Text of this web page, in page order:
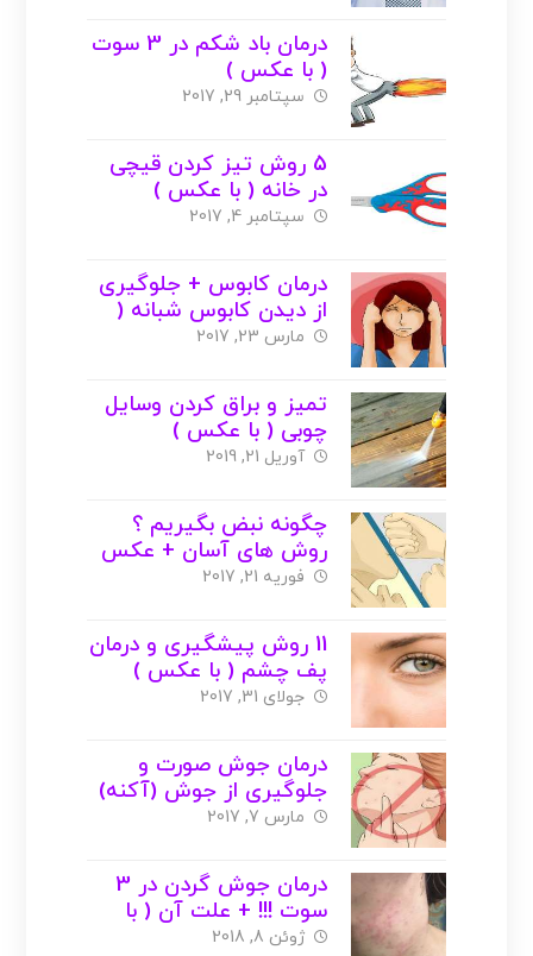
درمان باد شکم در 3 سوت
( با عکس )
سپتامبر 29, 2017
5 روش تیز کردن قیچی
در خانه ( با عکس )
سپتامبر 4, 2017
درمان کابوس + جلوگیری
از دیدن کابوس شبانه (
عکس )
مارس 23, 2017
تمیز و براق کردن وسایل
چوبی ( با عکس )
آوریل 21, 2019
چگونه نبض بگیریم ؟
روش های آسان + عکس
فوریه 21, 2017
11 روش پیشگیری و درمان
پف چشم ( با عکس )
جولای 31, 2017
درمان جوش صورت و
جلوگیری از جوش (آکنه)
+ درمان های گیاهی و
مارس 7, 2017
درمان جوش گردن در 3
سوت !!! + علت آن ( با
عکس )
ژوئن 8, 2018